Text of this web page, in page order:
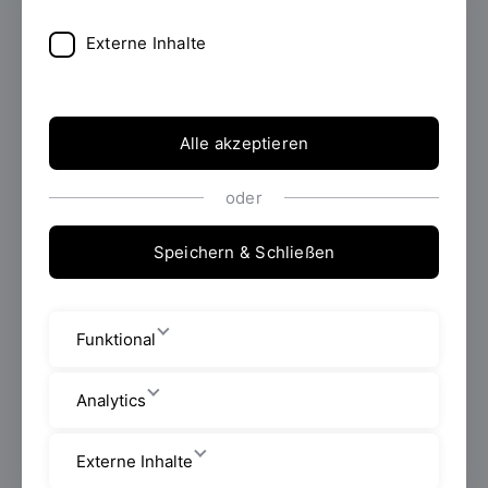
Abteilung Studium
Mitarbeiter/Mitarbeiterinnen
+49 941 943 9781
vera.littkopf@oth-regensburg.de
Mo bis Fr 08:30 - 12:00 Uhr; Di u. Do
Externe Inhalte
Alle akzeptieren
oder
Speichern & Schließen
Funktional
Analytics
Externe Inhalte